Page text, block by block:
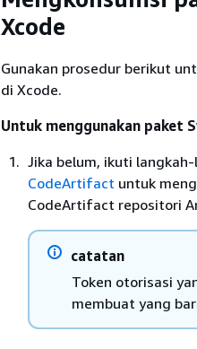
Xcode
Gunakan prosedur berikut
di Xcode.
Untuk menggunakan
Jika belum, ikuti
CodeArtifact untuk
CodeArtifact repositori
catatan
Token otorisasi
membuat yang